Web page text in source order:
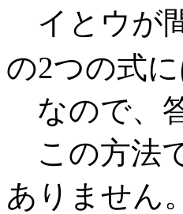
イとウが
の2つの式に
なので、
この方法
ありません